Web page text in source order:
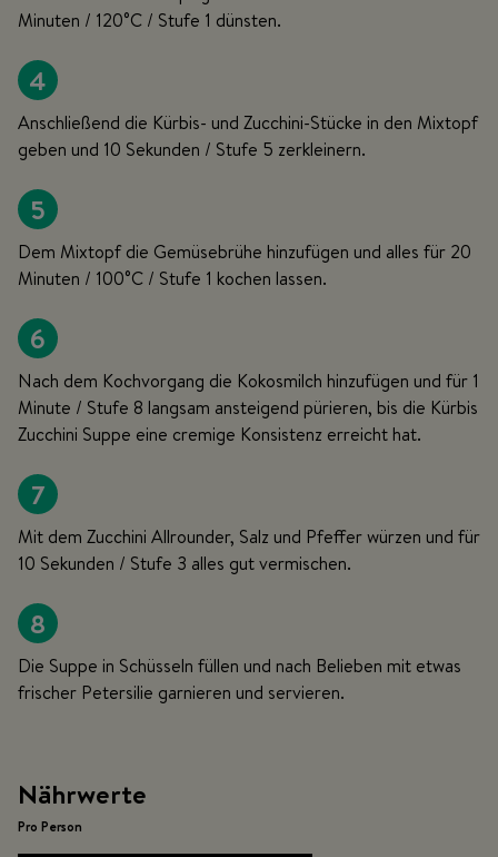
Minuten / 120°C / Stufe 1 dünsten.
4
Anschließend die Kürbis- und Zucchini-Stücke in den Mixtopf
geben und 10 Sekunden / Stufe 5 zerkleinern.
5
Dem Mixtopf die Gemüsebrühe hinzufügen und alles für 20
Minuten / 100°C / Stufe 1 kochen lassen.
6
Nach dem Kochvorgang die Kokosmilch hinzufügen und für 1
Minute / Stufe 8 langsam ansteigend pürieren, bis die Kürbis
Zucchini Suppe eine cremige Konsistenz erreicht hat.
7
Mit dem Zucchini Allrounder, Salz und Pfeffer würzen und für
10 Sekunden / Stufe 3 alles gut vermischen.
8
Die Suppe in Schüsseln füllen und nach Belieben mit etwas
frischer Petersilie garnieren und servieren.
Nährwerte
Pro Person